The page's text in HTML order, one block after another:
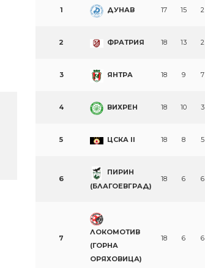
1 ДУНАВ 17 15 2
2 ФРАТРИЯ 18 13 2
3 ЯНТРА 18 9 7
4 ВИХРЕН 18 10 3
5 ЦСКА II 18 8 5
6
ПИРИН
(БЛАГОЕВГРАД)
18 6 6
7
ЛОКОМОТИВ
(ГОРНА
ОРЯХОВИЦА)
18 6 6